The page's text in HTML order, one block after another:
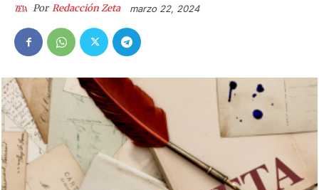
Por Redacción Zeta marzo 22, 2024